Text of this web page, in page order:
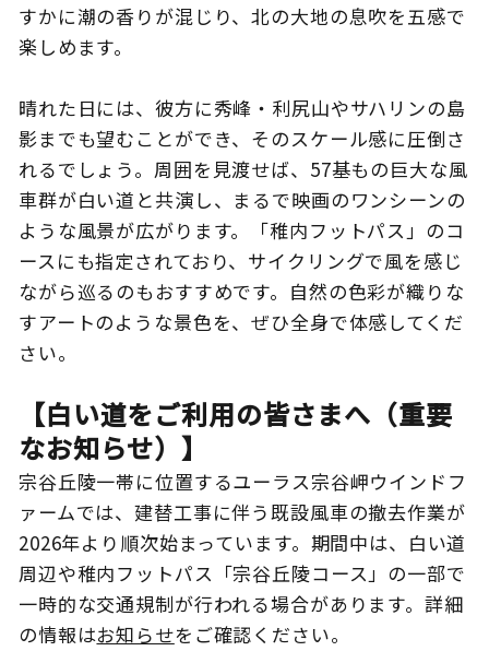
Languages
すかに潮の香りが混じり、北の大地の息吹を五感で
楽しめます。
晴れた日には、彼方に秀峰・利尻山やサハリンの島
影までも望むことができ、そのスケール感に圧倒さ
れるでしょう。周囲を見渡せば、57基もの巨大な風
車群が白い道と共演し、まるで映画のワンシーンの
ような風景が広がります。「稚内フットパス」のコ
ースにも指定されており、サイクリングで風を感じ
ながら巡るのもおすすめです。自然の色彩が織りな
すアートのような景色を、ぜひ全身で体感してくだ
さい。
【白い道をご利用の皆さまへ（重要
なお知らせ）】
宗谷丘陵一帯に位置するユーラス宗谷岬ウインドフ
ァームでは、建替工事に伴う既設風車の撤去作業が
2026年より順次始まっています。期間中は、白い道
周辺や稚内フットパス「宗谷丘陵コース」の一部で
一時的な交通規制が行われる場合があります。詳細
の情報はお知らせをご確認ください。